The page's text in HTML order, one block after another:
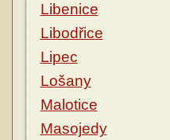
Libenice
Libodřice
Lipec
Lošany
Malotice
Masojedy